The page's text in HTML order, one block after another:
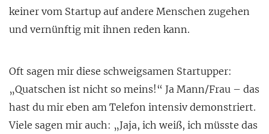
keiner vom Startup auf andere Menschen zugehen
und vernünftig mit ihnen reden kann.
Oft sagen mir diese schweigsamen Startupper:
„Quatschen ist nicht so meins!“ Ja Mann/Frau – das
hast du mir eben am Telefon intensiv demonstriert.
Viele sagen mir auch: „Jaja, ich weiß, ich müsste das